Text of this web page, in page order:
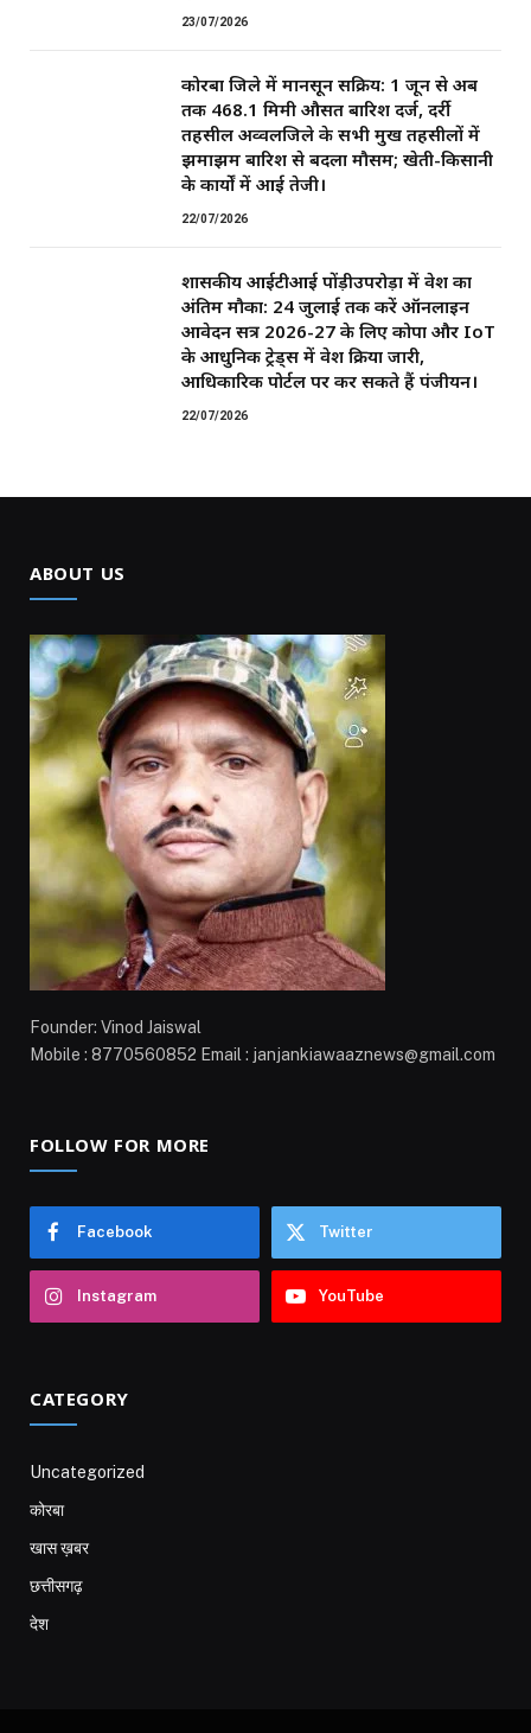
23/07/2026
कोरबा जिले में मानसून सक्रिय: 1 जून से अब
तक 468.1 मिमी औसत बारिश दर्ज, दर्री
तहसील अव्वलजिले के सभी प्रमुख तहसीलों में
झमाझम बारिश से बदला मौसम; खेती-किसानी
के कार्यों में आई तेजी।
22/07/2026
शासकीय आईटीआई पोंड़ीउपरोड़ा में प्रवेश का
अंतिम मौका: 24 जुलाई तक करें ऑनलाइन
आवेदन सत्र 2026-27 के लिए कोपा और IoT
के आधुनिक ट्रेड्स में प्रवेश प्रक्रिया जारी,
आधिकारिक पोर्टल पर कर सकते हैं पंजीयन।
22/07/2026
ABOUT US
Founder: Vinod Jaiswal
Mobile : 8770560852 Email : janjankiawaaznews@gmail.com
FOLLOW FOR MORE
Facebook Twitter
Instagram YouTube
CATEGORY
Uncategorized
कोरबा
खास ख़बर
छत्तीसगढ़
देश